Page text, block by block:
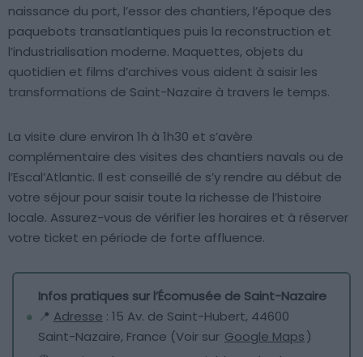
naissance du port, l’essor des chantiers, l’époque des
paquebots transatlantiques puis la reconstruction et
l’industrialisation moderne. Maquettes, objets du
quotidien et films d’archives vous aident à saisir les
transformations de Saint-Nazaire à travers le temps.
La visite dure environ 1h à 1h30 et s’avère
complémentaire des visites des chantiers navals ou de
l’Escal’Atlantic. Il est conseillé de s’y rendre au début de
votre séjour pour saisir toute la richesse de l’histoire
locale. Assurez-vous de vérifier les horaires et à réserver
votre ticket en période de forte affluence.
Infos pratiques sur l’Écomusée de Saint-Nazaire
📍 Adresse : 15 Av. de Saint-Hubert, 44600
Saint-Nazaire, France (Voir sur Google Maps)